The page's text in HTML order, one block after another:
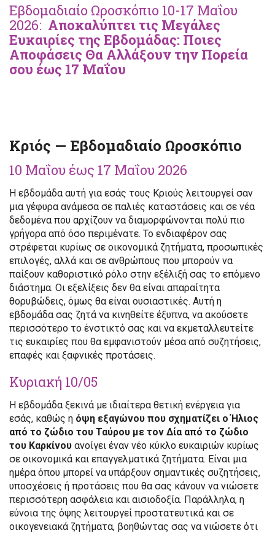
Εβδομαδιαίο Ωροσκόπιο 10-17 Μαΐου
2026: Αποκαλύπτει τις Μεγάλες
Ευκαιρίες της Εβδομάδας: Ποιες
Αποφάσεις Θα Αλλάξουν την Πορεία
σου έως 17 Μαΐου
Κριός — Εβδομαδιαίο Ωροσκόπιο
10 Μαΐου έως 17 Μαΐου 2026
Η εβδομάδα αυτή για εσάς τους Κριούς λειτουργεί σαν
μια γέφυρα ανάμεσα σε παλιές καταστάσεις και σε νέα
δεδομένα που αρχίζουν να διαμορφώνονται πολύ πιο
γρήγορα από όσο περιμένατε. Το ενδιαφέρον σας
στρέφεται κυρίως σε οικονομικά ζητήματα, προσωπικές
επιλογές, αλλά και σε ανθρώπους που μπορούν να
παίξουν καθοριστικό ρόλο στην εξέλιξή σας το επόμενο
διάστημα. Οι εξελίξεις δεν θα είναι απαραίτητα
θορυβώδεις, όμως θα είναι ουσιαστικές. Αυτή η
εβδομάδα σας ζητά να κινηθείτε έξυπνα, να ακούσετε
περισσότερο το ένστικτό σας και να εκμεταλλευτείτε
τις ευκαιρίες που θα εμφανιστούν μέσα από συζητήσεις,
επαφές και ξαφνικές προτάσεις.
Κυριακή 10/05
Η εβδομάδα ξεκινά με ιδιαίτερα θετική ενέργεια για
εσάς, καθώς η όψη εξαγώνου που σχηματίζει ο Ήλιος
από το ζώδιο του Ταύρου με τον Δία από το ζώδιο
του Καρκίνου ανοίγει έναν νέο κύκλο ευκαιριών κυρίως
σε οικονομικά και επαγγελματικά ζητήματα. Είναι μια
ημέρα όπου μπορεί να υπάρξουν σημαντικές συζητήσεις,
υποσχέσεις ή προτάσεις που θα σας κάνουν να νιώσετε
περισσότερη ασφάλεια και αισιοδοξία. Παράλληλα, η
εύνοια της όψης λειτουργεί προστατευτικά και σε
οικογενειακά ζητήματα, βοηθώντας σας να νιώσετε ότι